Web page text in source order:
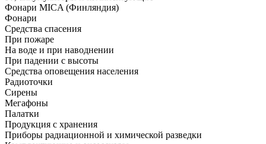
Фонари MICA (Финляндия)
Фонари
Средства спасения
При пожаре
На воде и при наводнении
При падении с высоты
Средства оповещения населения
Радиоточки
Сирены
Мегафоны
Палатки
Продукция с хранения
Приборы радиационной и химической разведки